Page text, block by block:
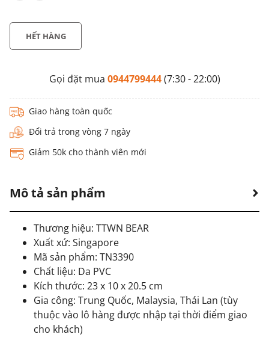
HẾT HÀNG
Gọi đặt mua 0944799444(7:30 - 22:00)
Giao hàng toàn quốc
Đổi trả trong vòng 7 ngày
Giảm 50k cho thành viên mới
Mô tả sản phẩm
Thương hiệu: TTWN BEAR
Xuất xứ: Singapore
Mã sản phẩm: TN3390
Chất liệu: Da PVC
Kích thước: 23 x 10 x 20.5 cm
Gia công: Trung Quốc, Malaysia, Thái Lan (tùy
thuộc vào lô hàng được nhập tại thời điểm giao
cho khách)